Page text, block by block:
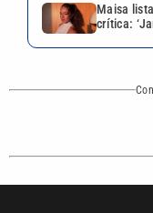
VTV é afiliada do
SBT na Região
Mundo